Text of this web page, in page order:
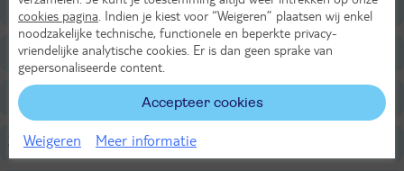
Ligging
Faciliteiten
Restaurants/Bars
Zwembaden
cookies pagina . Indien je kiest voor “Weigeren” plaatsen wij enkel
noodzakelijke technische, functionele en beperkte privacy-
vriendelijke analytische cookies. Er is dan geen sprake van
gepersonaliseerde content.
Accepteer cookies
Weigeren Meer informatie